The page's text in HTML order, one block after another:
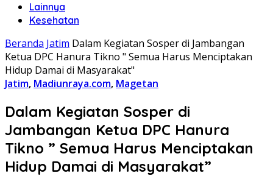
Lainnya
Kesehatan
Beranda Jatim Dalam Kegiatan Sosper di Jambangan
Ketua DPC Hanura Tikno " Semua Harus Menciptakan
Hidup Damai di Masyarakat"
Jatim, Madiunraya.com, Magetan
Dalam Kegiatan Sosper di
Jambangan Ketua DPC Hanura
Tikno ” Semua Harus Menciptakan
Hidup Damai di Masyarakat”